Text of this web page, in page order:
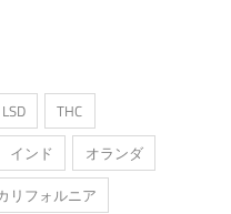
LSD
THC
インド
オランダ
リフォルニア